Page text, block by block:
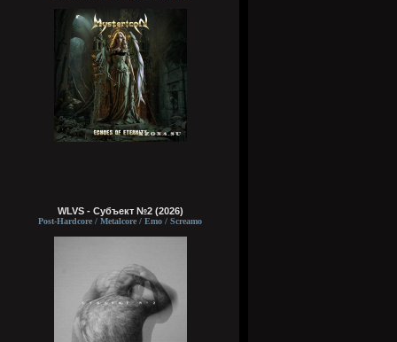
WLVS - Субъект №2 (2026)
Post-Hardcore / Metalcore / Emo / Screamo